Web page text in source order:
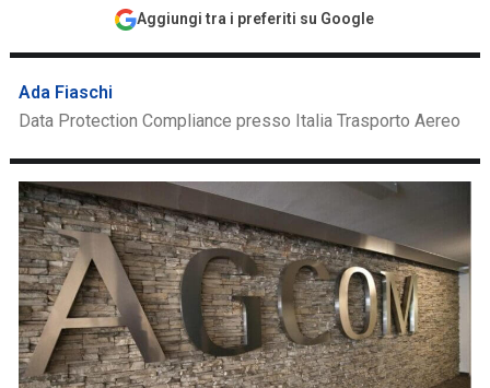
Aggiungi tra i preferiti su Google
Ada Fiaschi
Data Protection Compliance presso Italia Trasporto Aereo